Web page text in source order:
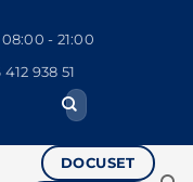
08:00 - 21:00
938 51
Căutați:
DOCUSET